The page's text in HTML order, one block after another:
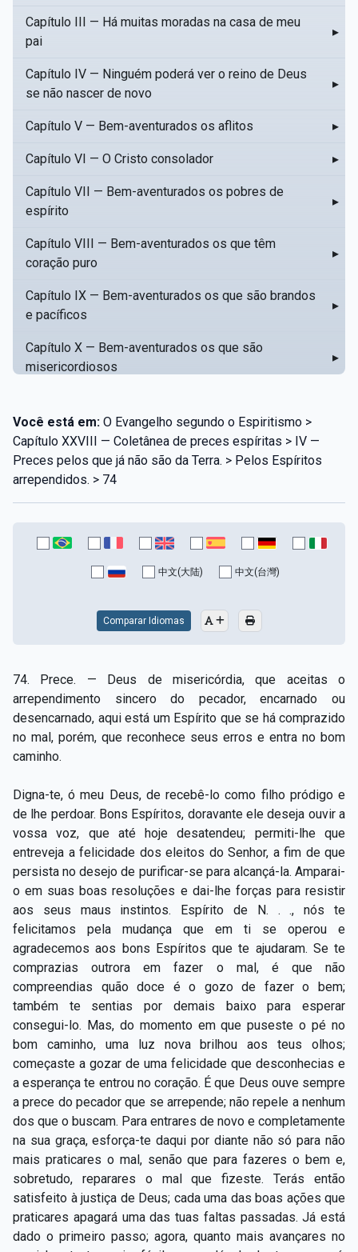
Capítulo III — Há muitas moradas na casa de meu
pai
▸
Capítulo IV — Ninguém poderá ver o reino de Deus
se não nascer de novo
▸
Capítulo V — Bem-aventurados os aflitos ▸
Capítulo VI — O Cristo consolador ▸
Capítulo VII — Bem-aventurados os pobres de
espírito
▸
Capítulo VIII — Bem-aventurados os que têm
coração puro
▸
Capítulo IX — Bem-aventurados os que são brandos
e pacíficos
▸
Capítulo X — Bem-aventurados os que são
misericordiosos
▸
Capítulo XII — Amai os vossos inimigos
Capítulo XIII — Não saiba a vossa mão esquerda o
que dê a vossa mão direita
Capítulo XV — Fora da caridade não há salvação
Capítulo XVI — Não se pode servir a Deus e a
Capítulo XVII — Sede perfeitos
escolhidos
▸
Capítulo XIX — A fé transporta montanhas ▸
Capítulo XX — Os trabalhadores da última hora
profetas
▸
Capítulo XXII — Não separareis o que Deus juntou ▸
Capítulo XXIII — Estranha moral ▸
Capítulo XXIV — Não ponhais a candeia debaixo do
alqueire
▸
Capítulo XXV — Buscai e achareis ▸
Capítulo XXVI — Dai gratuitamente o que
gratuitamente recebestes
Capítulo XXVII — Pedi e obtereis ▸
Capítulo XXVIII — Coletânea de preces espíritas ▸
Você está em: O Evangelho segundo o Espiritismo >
Capítulo XXVIII — Coletânea de preces espíritas > IV —
Preces pelos que já não são da Terra. > Pelos Espíritos
arrependidos. > 74
中文(大陆) 中文(台灣)
Comparar Idiomas
74. Prece. — Deus de misericórdia, que aceitas o
arrependimento sincero do pecador, encarnado ou
desencarnado, aqui está um Espírito que se há comprazido
no mal, porém, que reconhece seus erros e entra no bom
caminho.
Digna-te, ó meu Deus, de recebê-lo como filho pródigo e
de lhe perdoar. Bons Espíritos, doravante ele deseja ouvir a
vossa voz, que até hoje desatendeu; permiti-lhe que
entreveja a felicidade dos eleitos do Senhor, a fim de que
persista no desejo de purificar-se para alcançá-la. Amparai-
o em suas boas resoluções e dai-lhe forças para resistir
aos seus maus instintos. Espírito de N. . ., nós te
felicitamos pela mudança que em ti se operou e
agradecemos aos bons Espíritos que te ajudaram. Se te
comprazias outrora em fazer o mal, é que não
compreendias quão doce é o gozo de fazer o bem;
também te sentias por demais baixo para esperar
consegui-lo. Mas, do momento em que puseste o pé no
bom caminho, uma luz nova brilhou aos teus olhos;
começaste a gozar de uma felicidade que desconhecias e
a esperança te entrou no coração. É que Deus ouve sempre
a prece do pecador que se arrepende; não repele a nenhum
dos que o buscam. Para entrares de novo e completamente
na sua graça, esforça-te daqui por diante não só para não
mais praticares o mal, senão que para fazeres o bem e,
sobretudo, reparares o mal que fizeste. Terás então
satisfeito à justiça de Deus; cada uma das boas ações que
praticares apagará uma das tuas faltas passadas. Já está
dado o primeiro passo; agora, quanto mais avançares no